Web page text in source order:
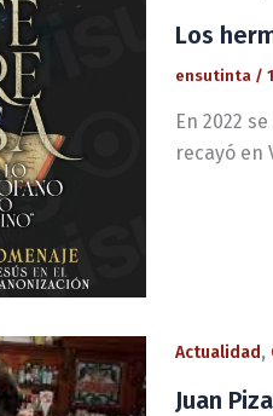
Los
ensutinta /
En 2022
recayó en
Actualidad,
Juan